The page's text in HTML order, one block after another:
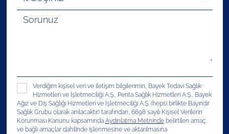
Verdiğim kişisel veri ve iletişim bilgilerimin, Bayek Tedavi Sağlık
Hizmetleri ve İşletmeciliği A.Ş., Penta Sağlık Hizmetleri A.Ş., Bayek
Ağız ve Diş Sağlığı Hizmetleri ve İşletmeciliği A.Ş. (hepsi birlikte Bayındır
Sağlık Grubu olarak anılacaktır) tarafından, 6698 sayılı Kişisel Verilerin
Korunması Kanunu kapsamında Aydınlatma Metnindebelirtilen amaç
ve bağlı amaçlar dahilinde işlenmesine ve aktarılmasına